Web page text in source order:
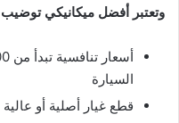
وتعتبر أفضل ميكانيكي
السيارة
قطع غيار أصلية أو